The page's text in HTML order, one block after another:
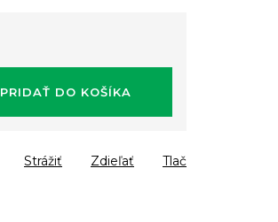
PRIDAŤ DO KOŠÍKA
Tlač
Strážiť Zdieľať